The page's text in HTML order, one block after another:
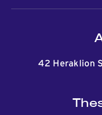
42 Heraklion